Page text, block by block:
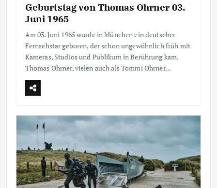
Geburtstag von Thomas Ohrner 03.
Juni 1965
Am 03. Juni 1965 wurde in München ein deutscher
Fernsehstar geboren, der schon ungewöhnlich früh mit
Kameras, Studios und Publikum in Berührung kam.
Thomas Ohrner, vielen auch als Tommi Ohrner…